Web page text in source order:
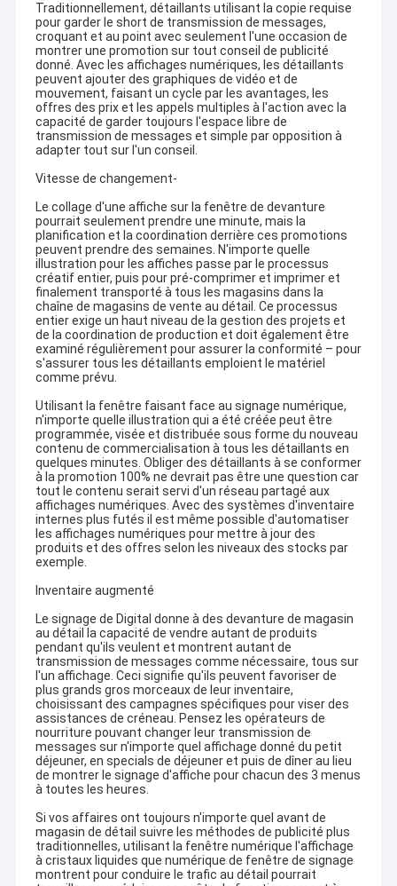
Maison
Produits
Vidéos
Traditionnellement, détaillants utilisant la copie requise
pour garder le short de transmission de messages,
croquant et au point avec seulement l'une occasion de
montrer une promotion sur tout conseil de publicité
donné. Avec les affichages numériques, les détaillants
peuvent ajouter des graphiques de vidéo et de
mouvement, faisant un cycle par les avantages, les
offres des prix et les appels multiples à l'action avec la
capacité de garder toujours l'espace libre de
transmission de messages et simple par opposition à
adapter tout sur l'un conseil.
Vitesse de changement-
Le collage d'une affiche sur la fenêtre de devanture
pourrait seulement prendre une minute, mais la
planification et la coordination derrière ces promotions
peuvent prendre des semaines. N'importe quelle
illustration pour les affiches passe par le processus
créatif entier, puis pour pré-comprimer et imprimer et
finalement transporté à tous les magasins dans la
chaîne de magasins de vente au détail. Ce processus
entier exige un haut niveau de la gestion des projets et
de la coordination de production et doit également être
examiné régulièrement pour assurer la conformité – pour
s'assurer tous les détaillants emploient le matériel
comme prévu.
Utilisant la fenêtre faisant face au signage numérique,
n'importe quelle illustration qui a été créée peut être
programmée, visée et distribuée sous forme du nouveau
contenu de commercialisation à tous les détaillants en
quelques minutes. Obliger des détaillants à se conformer
à la promotion 100% ne devrait pas être une question car
tout le contenu serait servi d'un réseau partagé aux
affichages numériques. Avec des systèmes d'inventaire
internes plus futés il est même possible d'automatiser
les affichages numériques pour mettre à jour des
produits et des offres selon les niveaux des stocks par
exemple.
Inventaire augmenté
Le signage de Digital donne à des devanture de magasin
au détail la capacité de vendre autant de produits
pendant qu'ils veulent et montrent autant de
transmission de messages comme nécessaire, tous sur
l'un affichage. Ceci signifie qu'ils peuvent favoriser de
plus grands gros morceaux de leur inventaire,
choisissant des campagnes spécifiques pour viser des
assistances de créneau. Pensez les opérateurs de
nourriture pouvant changer leur transmission de
messages sur n'importe quel affichage donné du petit
déjeuner, en specials de déjeuner et puis de dîner au lieu
de montrer le signage d'affiche pour chacun des 3 menus
à toutes les heures.
Si vos affaires ont toujours n'importe quel avant de
magasin de détail suivre les méthodes de publicité plus
traditionnelles, utilisant la fenêtre numérique l'affichage
à cristaux liquides que numérique de fenêtre de signage
montrent pour conduire le trafic au détail pourrait
La Commission a examiné les informations fournies par les
autorités chinoises.
Qui est une entreprise certifiée ISO9001 & 14001 et
nationale de haute technologie axée sur le